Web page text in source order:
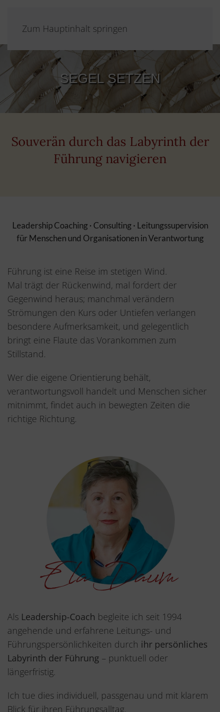
Zum Hauptinhalt springen
SEGEL SETZEN
Souverän durch das Labyrinth der
Führung navigieren
Leadership Coaching · Consulting · Leitungssupervision
für Menschen und Organisationen in Verantwortung
Führung ist eine Reise im stetigen Wind.
Mal trägt der Rückenwind, mal fordert der
Gegenwind heraus; manchmal verändern
Strömungen den Kurs oder Untiefen verlangen
besondere Aufmerksamkeit, und gelegentlich
bringt eine Flaute das Vorankommen zum
Stillstand.
Wer die eigene Orientierung behält,
verantwortungsvoll handelt und Menschen sicher
mitnimmt, findet auch in bewegten Zeiten die
richtige Richtung.
Als Leadership-Coach begleite ich seit 1994
angehende und erfahrene Leitungs- und
Führungspersönlichkeiten durch ihr persönliches
Labyrinth der Führung – punktuell oder
längerfristig.
Ich tue dies individuell, passgenau und mit klarem
Blick für ihren Führungsalltag.